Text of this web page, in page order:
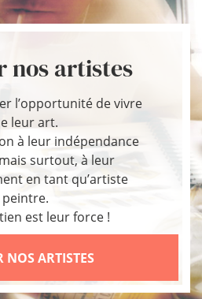
nos artistes
l’opportunité de vivre
leur art.
à leur indépendance
surtout, à leur
en tant qu’artiste
peintre.
est leur force !
NOS ARTISTES